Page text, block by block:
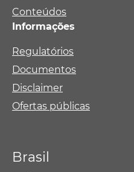
Conteúdos
Informações
Regulatórios
Documentos
Disclaimer
Ofertas públicas
Brasil